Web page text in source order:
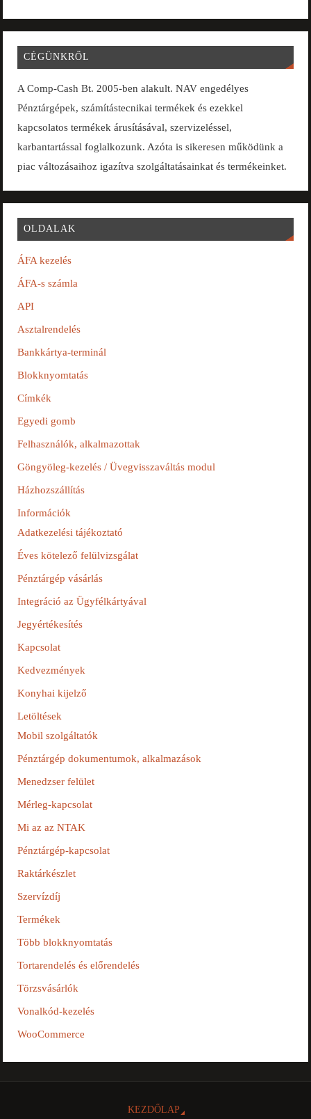
CÉGÜNKRŐL
A Comp-Cash Bt. 2005-ben alakult. NAV engedélyes
Pénztárgépek, számítástecnikai termékek és ezekkel
kapcsolatos termékek árusításával, szervizeléssel,
karbantartással foglalkozunk. Azóta is sikeresen működünk a
piac változásaihoz igazítva szolgáltatásainkat és termékeinket.
OLDALAK
ÁFA kezelés
ÁFA-s számla
API
Asztalrendelés
Bankkártya-terminál
Blokknyomtatás
Címkék
Egyedi gomb
Felhasználók, alkalmazottak
Göngyöleg-kezelés / Üvegvisszaváltás modul
Házhozszállítás
Információk
Adatkezelési tájékoztató
Éves kötelező felülvizsgálat
Pénztárgép vásárlás
Integráció az Ügyfélkártyával
Jegyértékesítés
Kapcsolat
Kedvezmények
Konyhai kijelző
Letöltések
Mobil szolgáltatók
Pénztárgép dokumentumok, alkalmazások
Menedzser felület
Mérleg-kapcsolat
Mi az az NTAK
Pénztárgép-kapcsolat
Raktárkészlet
Szervízdíj
Termékek
Több blokknyomtatás
Tortarendelés és előrendelés
Törzsvásárlók
Vonalkód-kezelés
WooCommerce
KEZDŐLAP